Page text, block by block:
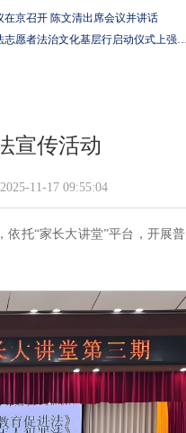
在京召开 陈文清出席会议并讲话
陈文清在青年普法志愿者法治文化基层行启动仪式上强调 以学习宣传习近平法治思想引领普法工作
宣传活动
11-17 09:55:04
托“家长大讲堂”平台，开展